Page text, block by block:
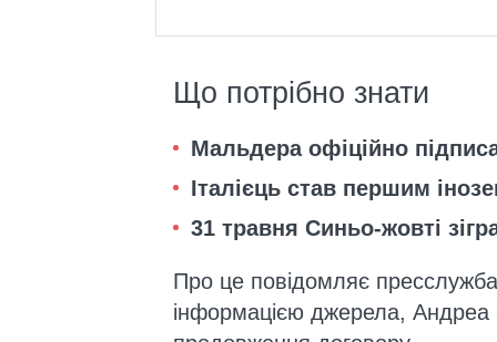
Що потрібно знати
Мальдера офіційно
Італієць став першим
31 травня Синьо-жовті
Про це повідомляє
інформацією джерела,